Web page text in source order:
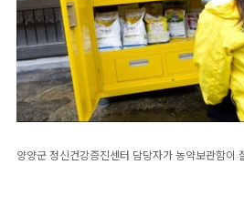
양양군 정신건강증진센터 담당자가 농약보관함이